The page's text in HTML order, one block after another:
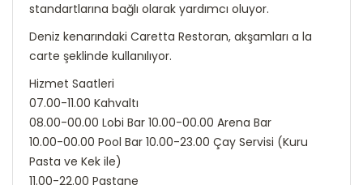
standartlarına bağlı olarak yardımcı oluyor.
Deniz kenarındaki Caretta Restoran, akşamları a la
carte şeklinde kullanılıyor.
Hizmet Saatleri
07.00-11.00 Kahvaltı
08.00-00.00 Lobi Bar 10.00-00.00 Arena Bar
10.00-00.00 Pool Bar 10.00-23.00 Çay Servisi (Kuru
Pasta ve Kek ile)
11.00-22.00 Pastane